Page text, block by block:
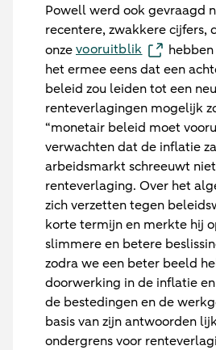
Powell werd ook gevraagd
recentere, zwakkere cijfers,
onzevooruitblik
het ermee eens dat een
beleid zou leiden tot een
renteverlagingen mogelijk
“monetair beleid moet
verwachten dat de inflatie
arbeidsmarkt schreeuwt
renteverlaging. Over het
zich verzetten tegen
korte termijn en merkte hij
slimmere en betere
zodra we een beter beeld
doorwerking in de inflatie
de bestedingen en de
basis van zijn antwoorden
ondergrens voor